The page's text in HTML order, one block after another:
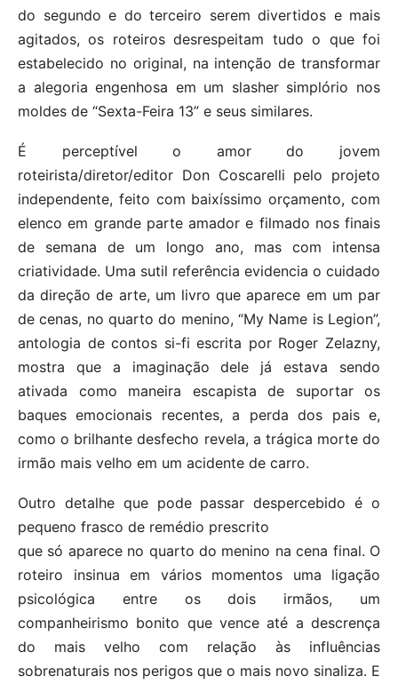
do segundo e do terceiro serem divertidos e mais
agitados, os roteiros desrespeitam tudo o que foi
estabelecido no original, na intenção de transformar
a alegoria engenhosa em um slasher simplório nos
moldes de “Sexta-Feira 13” e seus similares.
É perceptível o amor do jovem
roteirista/diretor/editor Don Coscarelli pelo projeto
independente, feito com baixíssimo orçamento, com
elenco em grande parte amador e filmado nos finais
de semana de um longo ano, mas com intensa
criatividade. Uma sutil referência evidencia o cuidado
da direção de arte, um livro que aparece em um par
de cenas, no quarto do menino, “My Name is Legion”,
antologia de contos si-fi escrita por Roger Zelazny,
mostra que a imaginação dele já estava sendo
ativada como maneira escapista de suportar os
baques emocionais recentes, a perda dos pais e,
como o brilhante desfecho revela, a trágica morte do
irmão mais velho em um acidente de carro.
Outro detalhe que pode passar despercebido é o
pequeno frasco de remédio prescrito
que só aparece no quarto do menino na cena final. O
roteiro insinua em vários momentos uma ligação
psicológica entre os dois irmãos, um
companheirismo bonito que vence até a descrença
do mais velho com relação às influências
sobrenaturais nos perigos que o mais novo sinaliza. E